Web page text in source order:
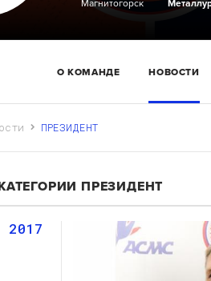
Магнитогорск
О КОМАНДЕ НОВОСТИ
ПРЕЗИДЕНТ
ПРЕЗИДЕНТ
2017